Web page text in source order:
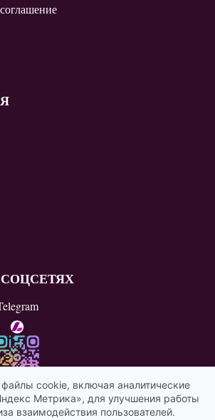
cookie, включая аналитические
Метрика», для улучшения работы
взаимодействия пользователей.